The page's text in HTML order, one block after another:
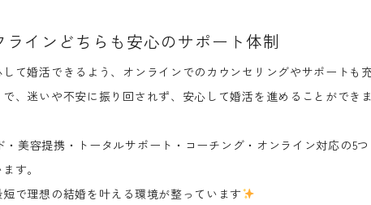
ラインどちらも安心のサポート体制
て婚活できるよう、オンラインでのカウンセリングやサポートも
、迷いや不安に振り回されず、安心して婚活を進めることができ
・美容提携・トータルサポート・コーチング・オンライン対応の5
す。
で理想の結婚を叶える環境が整っています